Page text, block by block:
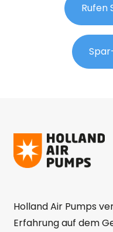
Rufen
Holland Air Pumps
Erfahrung auf dem